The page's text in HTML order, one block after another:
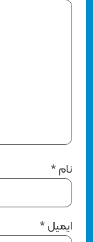
*
ایمیل*